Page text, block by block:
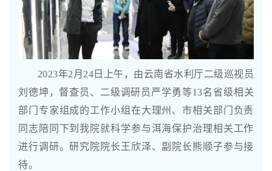
2023年2月24日上午， 由云南省水利厅二级巡视员
刘德坤，督查员、二级调研员严学勇等13名省级相关
部门专家组成的工作小组在大理州、市相关部门负责
同志陪同下到我院就科学参与洱海保护治理相关工作
进行调研。研究院院长王欣泽、副院长熊顺子参与接
待。